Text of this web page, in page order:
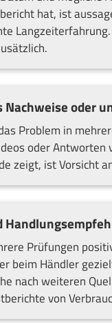
hat, ist
Nachweise oder
Problem in
oder
zeigt, ist Vorsicht
Prüfungen
beim Händler
nach weiteren
von